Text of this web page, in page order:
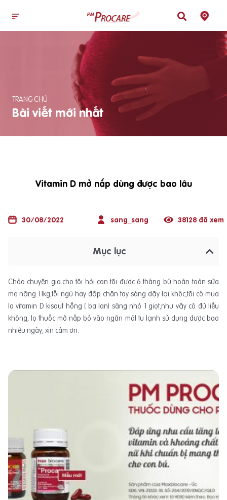
TRANG CHỦ
Bài viết mới nhất
Vitamin D mở nắp dùng được bao lâu
30/08/2022 sang_sang 38128 đã xem
Mục lục
Chào chuyên gia.cho tôi hỏi con tôi được 6 tháng bú hoàn toàn sữa
mẹ nậng 11kg,tối ngủ hay đập chân tay sáng dậy lại khóc,tôi có mua
lọ vitamin D kisout hồng ( ba lan) sáng nhỏ 1 giọt,như vậy có đủ liều
không, lọ thuốc mở nấp bỏ vào ngân mát tu lạnh sủ dụng được bao
nhiêu ngày, xin cảm ơn.